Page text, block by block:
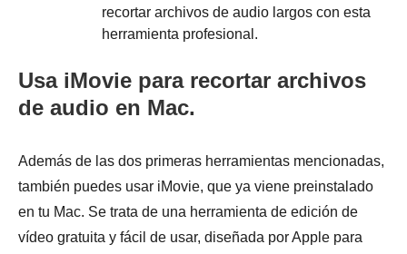
recortar archivos de audio largos con esta
herramienta profesional.
Usa iMovie para recortar archivos
de audio en Mac.
Además de las dos primeras herramientas mencionadas,
también puedes usar iMovie, que ya viene preinstalado
en tu Mac. Se trata de una herramienta de edición de
vídeo gratuita y fácil de usar, diseñada por Apple para